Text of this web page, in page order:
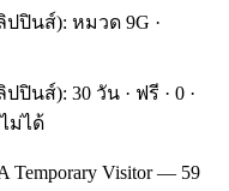
ปปินส์): หมวด 9G ·
ปินส์): 30 วัน · ฟรี · 0 ·
ม่ได้
Visitor — 59